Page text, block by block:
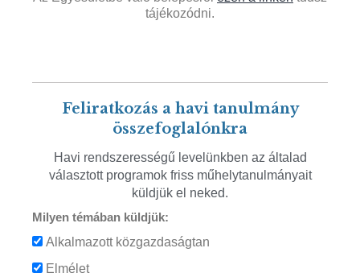
tájékozódni.
Feliratkozás a havi tanulmány
összefoglalónkra
Havi rendszerességű levelünkben az általad
választott programok friss műhelytanulmányait
küldjük el neked.
Milyen témában küldjük:
Alkalmazott közgazdaságtan
Elmélet